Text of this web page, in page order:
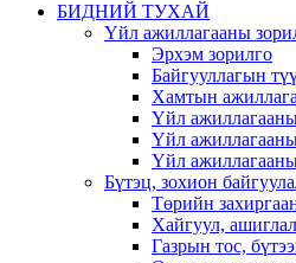
БИДНИЙ ТУХАЙ
Үйл ажиллагааны
Эрхэм зорилго
Байгууллагын
Хамтын
Үйл
Үйл ажиллагааны
Үйл
Бүтэц, зохион
Төрийн
Хайгуул,
Газрын тос,